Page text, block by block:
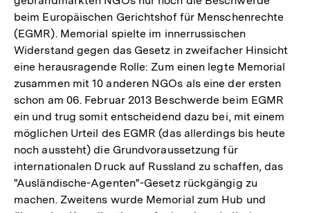
beim Europäischen Gerichtshof für Menschenrechte
(EGMR). Memorial spielte im innerrussischen
Widerstand gegen das Gesetz in zweifacher Hinsicht
eine herausragende Rolle: Zum einen legte Memorial
zusammen mit 10 anderen NGOs als eine der ersten
schon am 06. Februar 2013 Beschwerde beim EGMR
ein und trug somit entscheidend dazu bei, mit einem
möglichen Urteil des EGMR (das allerdings bis heute
noch aussteht) die Grundvoraussetzung für
internationalen Druck auf Russland zu schaffen, das
"Ausländische-Agenten"-Gesetz rückgängig zu
machen. Zweitens wurde Memorial zum Hub und